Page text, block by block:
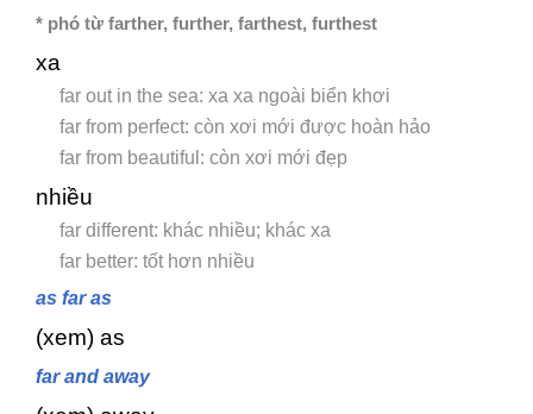
* phó từ farther, further, farthest, furthest
xa
far out in the sea: xa xa ngoài biển khơi
far from perfect: còn xơi mới được hoàn hảo
far from beautiful: còn xơi mới đẹp
nhiều
far different: khác nhiều; khác xa
far better: tốt hơn nhiều
as far as
(xem) as
far and away